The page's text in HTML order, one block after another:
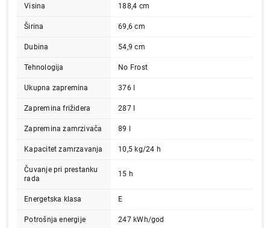
Visina 188,4 cm
Širina 69,6 cm
Dubina 54,9 cm
Tehnologija No Frost
Ukupna zapremina 376 l
Zapremina frižidera 287 l
Zapremina zamrzivača 89 l
Kapacitet zamrzavanja 10,5 kg/24 h
Čuvanje pri prestanku
rada
15 h
Energetska klasa E
Potrošnja energije 247 kWh/god